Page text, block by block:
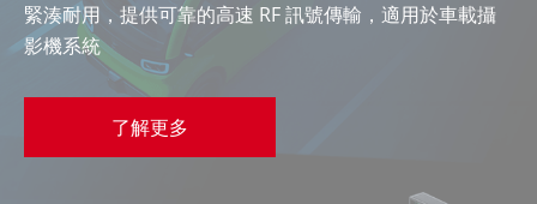
緊湊耐用，提供可靠的高速 RF 訊號傳輸，適用於車載攝
影機系統
了解更多